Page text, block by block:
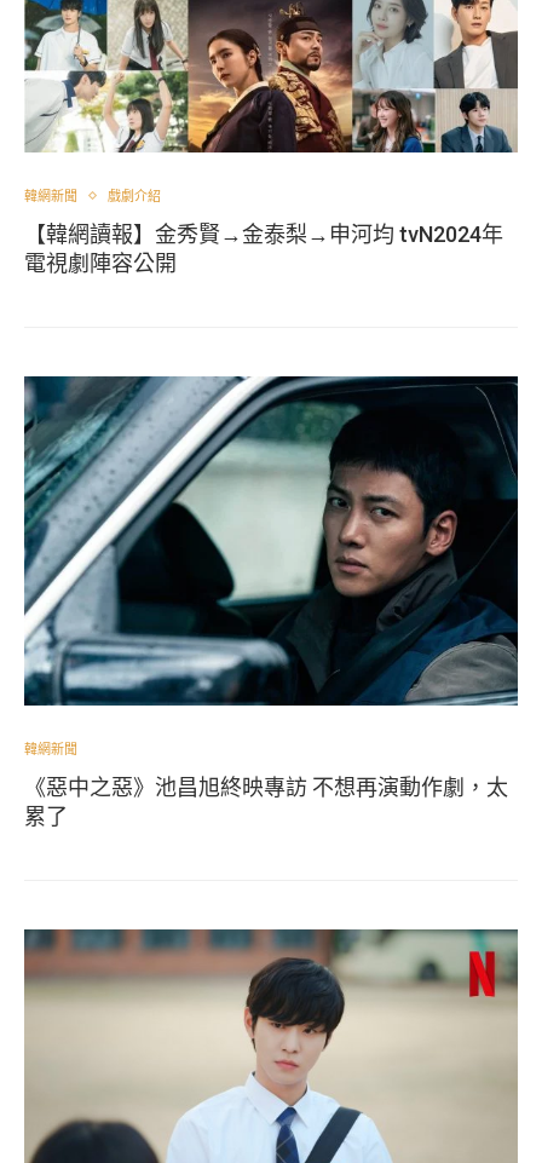
韓網新聞 戲劇介紹
【韓網讀報】金秀賢→金泰梨→申河均 tvN2024年
電視劇陣容公開
韓網新聞
《惡中之惡》池昌旭終映專訪 不想再演動作劇，太
累了